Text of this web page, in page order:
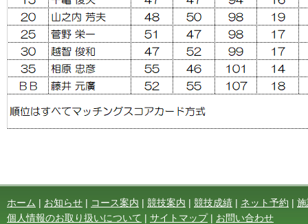
ホーム | お知らせ | コース案内 | 競技案内 | 競技成績 | ネット予約 |
個人情報のお取り扱いについて | サイトマップ | お問い合わせ